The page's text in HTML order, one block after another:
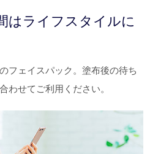
はライフスタイルに
フェイスパック。塗布後の待ち
わせてご利用ください。